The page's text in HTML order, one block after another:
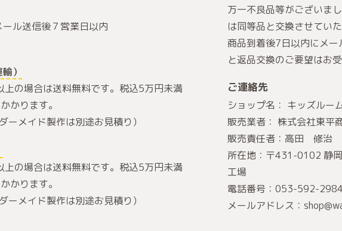
ル送信後７営業日以内
）
の場合は送料無料です。税込5万円未満
かります。
ーメイド製作は別途お見積り）
の場合は送料無料です。税込5万円未満
かります。
ーメイド製作は別途お見積り）
万一不良品等がございま
は同等品と交換させてい
商品到着後7日以内にメ
と返品交換のご要望はお
ご連絡先
ショップ名： キッズルー
販売業者： 株式会社東平
販売責任者：高田 修治
所在地：〒431‑0102 静
工場
電話番号：
メールアドレス：